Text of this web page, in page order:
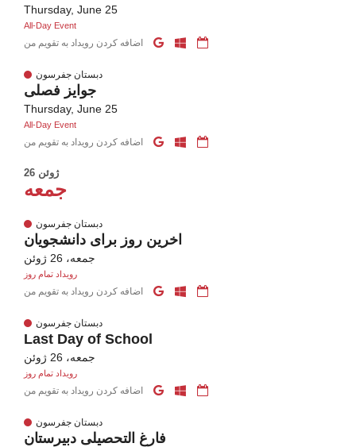
Thursday, June 25
All-Day Event
دبستان جفرسون
جوایز فصلی
Thursday, June 25
All-Day Event
26 ژوئن
جمعه
دبستان جفرسون
اخرین روز برای دانشجویان
جمعه، 26 ژوئن
رویداد تمام روز
دبستان جفرسون
Last Day of School
جمعه، 26 ژوئن
رویداد تمام روز
دبستان جفرسون
فارغ التحصیلی دبیرستان